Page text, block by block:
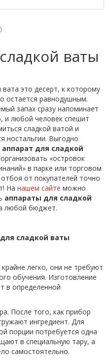
ваты
вата это десерт, к которому
остается равнодушным.
запах сразу напоминает
и любой человек спешит
сладкой ватой и
ностальгии. Выгодно
аппарат для сладкой
«островок
в парке или торговом
от покупателей точно
Нанашем сайте можно
аппараты для сладкой
любой бюджет.
сладкой ваты
легко, они не требуют
обучения. Изготовление
в определенной
После того, как прибор
ингредиент. Для
порции потребуется одна
в специальную тару, а
самостоятельно.